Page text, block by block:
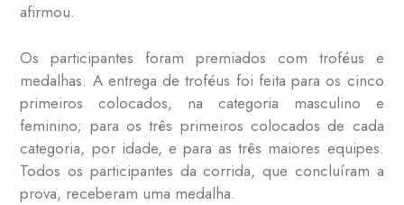
afirmou.
Os participantes foram premiados com troféus e
medalhas. A entrega de troféus foi feita para os cinco
primeiros colocados, na categoria masculino e
feminino; para os três primeiros colocados de cada
categoria, por idade, e para as três maiores equipes.
Todos os participantes da corrida, que concluíram a
prova, receberam uma medalha.